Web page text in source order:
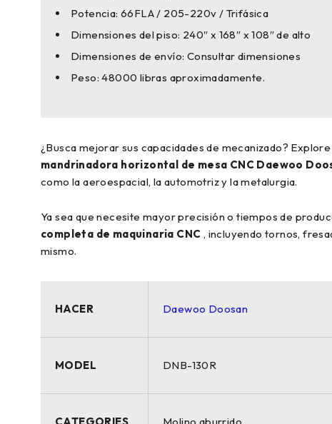
Potencia: 66FLA / 205-220v / Trifásica
Dimensiones del piso: 240″ x 168″ x 108″ de alto
Dimensiones de envío: Consultar dimensiones
Peso: 48000 libras aproximadamente.
¿Busca mejorar sus capacidades de mecanizado?
mandrinadora horizontal de mesa CNC Daewoo
como la aeroespacial, la automotriz y la metalurgia.
Ya sea que necesite mayor precisión o tiempos de
completa de maquinaria CNC , incluyendo tornos,
mismo.
HACER Daewoo Doosan
MODEL DNB-130R